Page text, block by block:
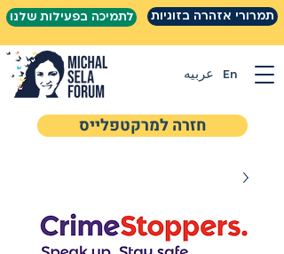
תמרורי אזהרה בזוגיות לתמיכה בפעילות שלנו
عربيه En
חזרה למרקטפלייס